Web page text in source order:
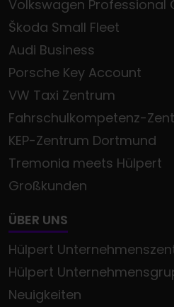
Volkswagen Professional
Škoda Small Fleet
Audi Business
Porsche Key Account
VW Taxi Zentrum
Fahrschulkompetenz-
KEP-Zentrum Dortmund
Tremonia meets Hülpert
Großkunden
ÜBER UNS
Hülpert
Hülpert
Neuigkeiten